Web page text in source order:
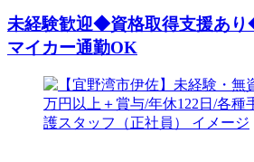
未経験歓迎◆資格取得支援あ
マイカー通勤OK